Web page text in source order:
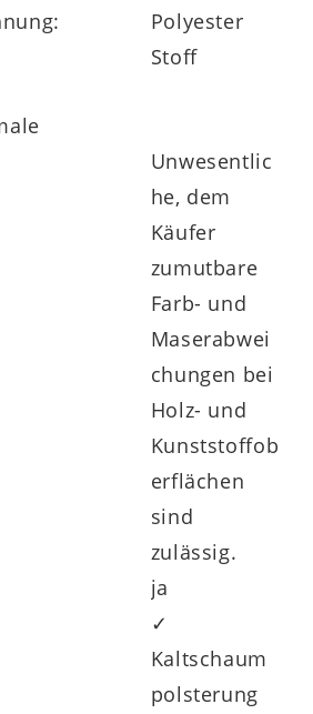
Die attraktive Serie
ausgezeichnet.
Polyester
Stoff
Unwesentlic
he, dem
Käufer
zumutbare
Farb- und
Maserabwei
chungen bei
Holz- und
Kunststoffob
erflächen
sind
zulässig.
ja
✓
Kaltschaum
polsterung